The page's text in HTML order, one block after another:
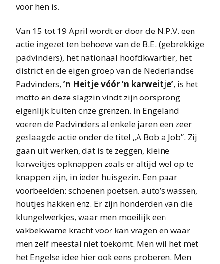
voor hen is.
Van 15 tot 19 April wordt er door de N.P.V. een
actie ingezet ten behoeve van de B.E. (gebrekkige
padvinders), het nationaal hoofdkwartier, het
district en de eigen groep van de Nederlandse
Padvinders, ’n Heitje vóór ’n karweitje’, is het
motto en deze slagzin vindt zijn oorsprong
eigenlijk buiten onze grenzen. In Engeland
voeren de Padvinders al enkele jaren een zeer
geslaagde actie onder de titel „A Bob a Job”. Zij
gaan uit werken, dat is te zeggen, kleine
karweitjes opknappen zoals er altijd wel op te
knappen zijn, in ieder huisgezin. Een paar
voorbeelden: schoenen poetsen, auto’s wassen,
houtjes hakken enz. Er zijn honderden van die
klungelwerkjes, waar men moeilijk een
vakbekwame kracht voor kan vragen en waar
men zelf meestal niet toekomt. Men wil het met
het Engelse idee hier ook eens proberen. Men